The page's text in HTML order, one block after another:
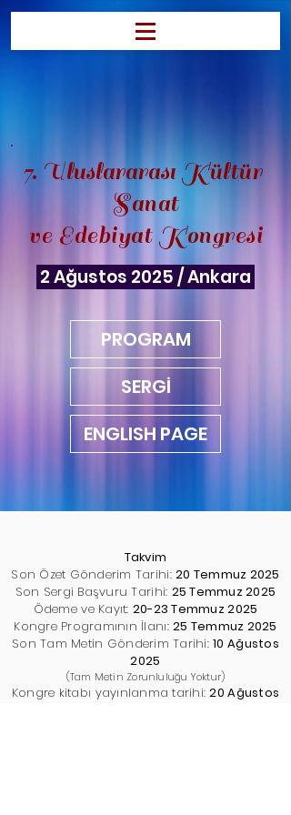
7.Uluslararası Kültür
Sanat
ve Edebiyat Kongresi
2 Ağustos 2025 / Ankara
PROGRAM
SERGİ
ENGLISH PAGE
Takvim
Son Özet Gönderim Tarihi:20 Temmuz 2025
Son Sergi Başvuru Tarihi: 25 Temmuz 2025
Ödeme ve Kayıt: 20-23 Temmuz 2025
Kongre Programının İlanı:25 Temmuz 2025
Son Tam Metin Gönderim Tarihi:10 Ağustos
2025
(Tam Metin Zorunluluğu Yoktur)
Kongre kitabı yayınlanma tarihi:20 Ağustos